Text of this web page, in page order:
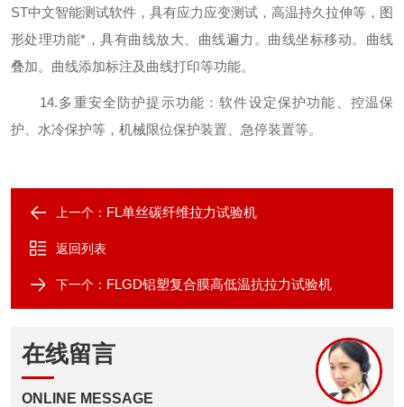
ST中文智能测试软件，具有应力应变测试，高温持久拉伸等，图
形处理功能*，具有曲线放大、曲线遍力。曲线坐标移动。曲线
叠加。曲线添加标注及曲线打印等功能。
14.多重安全防护提示功能：软件设定保护功能、控温保
护、水冷保护等，机械限位保护装置、急停装置等。
上一个： FL单丝碳纤维拉力试验机
返回列表
下一个： FLGD铝塑复合膜高低温抗拉力试验机
在线留言
ONLINE MESSAGE